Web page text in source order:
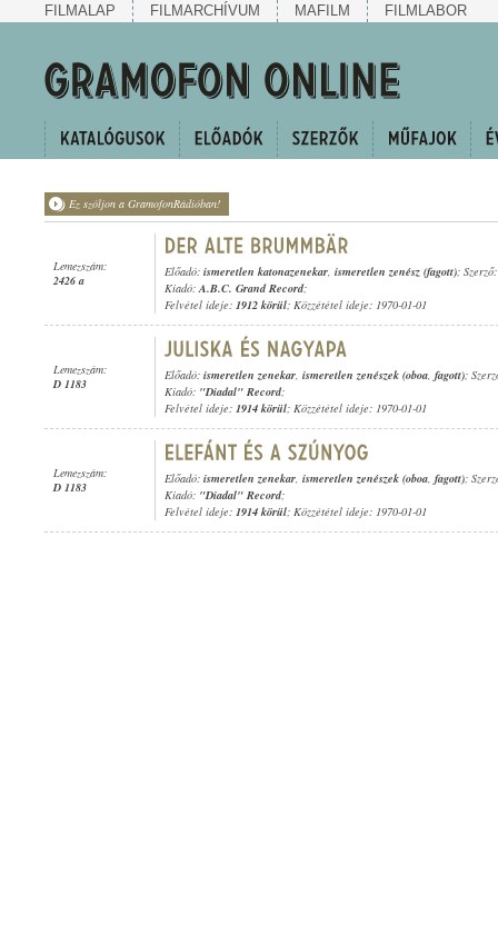
FILMALAP FILMARCHÍVUM MAFILM FILMLABOR
Ez szóljon a GramofonRádióban!
Lemezszám:
2426 a
Előadó: ismeretlen katonazenekar, ismeretlen zenész (fagott);
Kiadó:A.B.C. Grand Record;
Felvétel ideje: 1912 körül; Közzététel ideje: 1970-01-01
Lemezszám:
D 1183
Előadó: ismeretlen zenekar, ismeretlen zenészek (oboa, fagott);
Kiadó: "Diadal" Record;
Felvétel ideje: 1914 körül; Közzététel ideje: 1970-01-01
Lemezszám:
D 1183
Előadó: ismeretlen zenekar, ismeretlen zenészek (oboa, fagott);
Kiadó: "Diadal" Record;
Felvétel ideje: 1914 körül; Közzététel ideje: 1970-01-01